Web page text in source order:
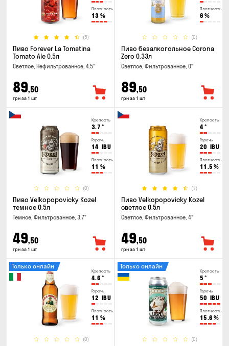
Плотность
13 %
(5)
Пиво Forever La Tomatina
Tomato Ale 0.5л
Светлое, Нефильтрованное, 4.5°
89,50
грн за 1 шт
Плотность
6 %
(0)
Пиво безалкогольное Corona
Zero 0.33л
Светлое, Фильтрованное, 0°
89,50
грн за 1 шт
Крепость
3.7 °
Горечь
14 IBU
Плотность
11 %
(0)
Пиво Velkopopovicky Kozel
темное 0.5л
Темное, Фильтрованное, 3.7°
49,50
грн за 1 шт
Крепость
4°
Горечь
20 IBU
Плотность
11.5 %
(1)
Пиво Velkopopovicky Kozel
светлое 0.5л
Светлое, Фильтрованное, 4°
49,50
грн за 1 шт
Крепость
4.6 °
Горечь
12 IBU
Плотность
11 %
(0)
Только онлайн
Крепость
5 °
Горечь
50 IBU
Плотность
15.6 %
(0)
Только онлайн